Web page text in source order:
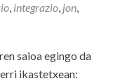
, integrazio, jon,
saioa egingo da
ikastetxean: